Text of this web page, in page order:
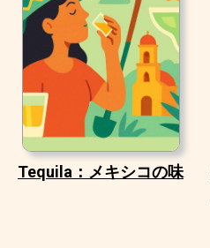
Tequila：メキシコの味